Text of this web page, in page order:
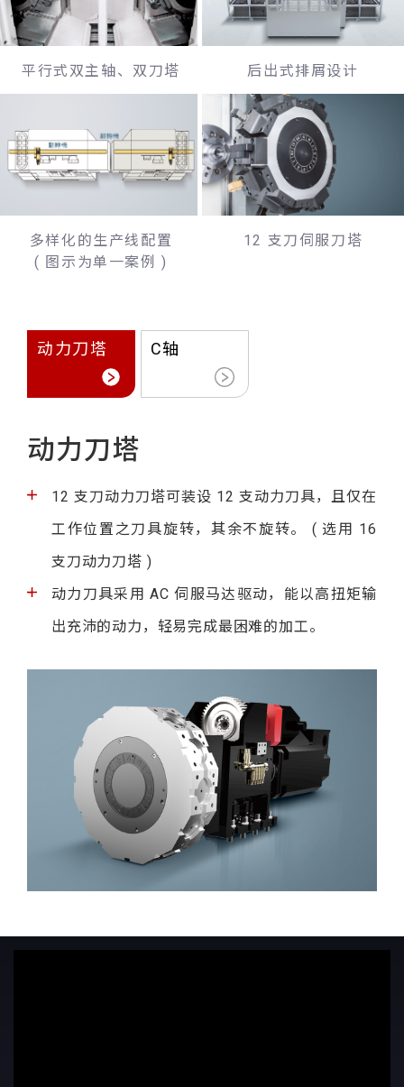
平行式双主轴、双刀塔 后出式排屑设计
多样化的生产线配置
( 图示为单一案例 )
12 支刀伺服刀塔
动力刀塔 C轴
动力刀塔
12 支刀动力刀塔可装设 12 支动力刀具，且仅在
工作位置之刀具旋转，其余不旋转。 ( 选用 16
支刀动力刀塔 )
动力刀具采用 AC 伺服马达驱动，能以高扭矩输
出充沛的动力，轻易完成最困难的加工。